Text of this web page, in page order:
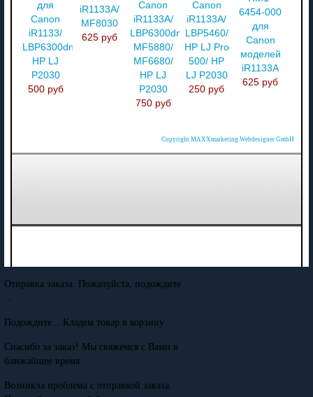
для
Canon
iR1133/
LBP6300dn/
HP LJ
P2030
500 руб
iR1133A/
MF8030
625 руб
Canon
iR1133A/
LBP6300dn/
MF5880/
MF6680/
HP LJ
P2030
750 руб
Canon
iR1133A/
LBP5460/
HP LJ Pro
500/ HP
LJ P2030
250 руб
6454-000
для
Canon
моделей
iR1133A
625 руб
Copyright MAXXmarketing Webdesigner GmbH
Отправка заказа. Пожалуйста, подождите
...
Подождите... Кладем товар в корзину
Спасибо за заказ! Мы свяжемся с Вами в
ближайшее время
Возникла проблема с отправкой заказа.